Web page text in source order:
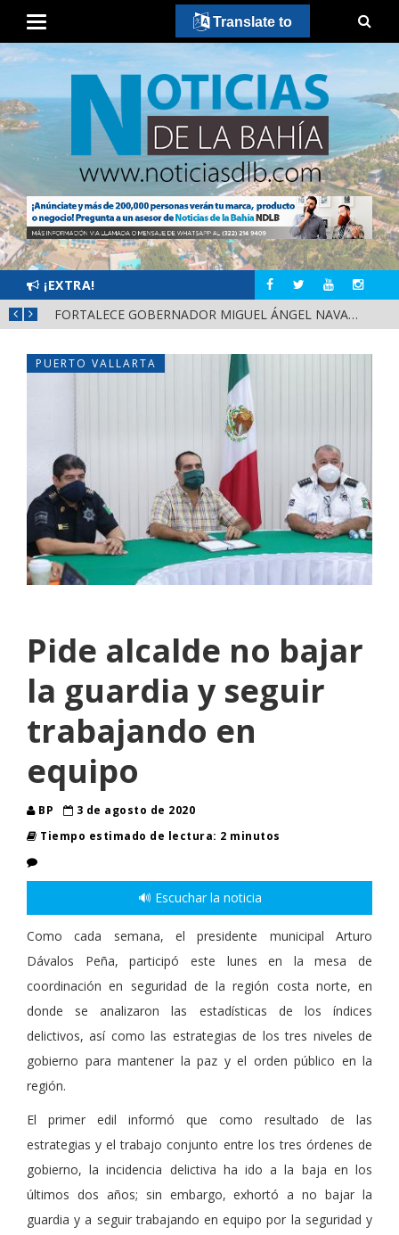
¡EXTRA!
FORTALECE GOBERNADOR MIGUEL ÁNGEL NAVARRO LA COORDINACIÓN CON EL SECTOR EDUCATIVO EN NAYARIT
PUERTO VALLARTA
Pide alcalde no bajar
la guardia y seguir
trabajando en
equipo
BP
3 de agosto de 2020
Tiempo estimado de lectura: 2 minutos
🔊 Escuchar la noticia
Como cada semana, el presidente municipal Arturo
Dávalos Peña, participó este lunes en la mesa de
coordinación en seguridad de la región costa norte, en
donde se analizaron las estadísticas de los índices
delictivos, así como las estrategias de los tres niveles de
gobierno para mantener la paz y el orden público en la
región.
El primer edil informó que como resultado de las
estrategias y el trabajo conjunto entre los tres órdenes de
gobierno, la incidencia delictiva ha ido a la baja en los
últimos dos años; sin embargo, exhortó a no bajar la
guardia y a seguir trabajando en equipo por la seguridad y
Translate to